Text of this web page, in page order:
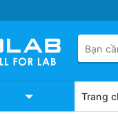
Trang